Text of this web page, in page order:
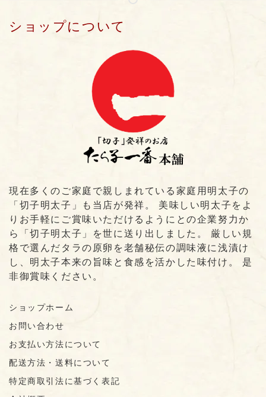
ショップについて
現在多くのご家庭で親しまれている家庭用明太子の
「切子明太子」も当店が発祥。 美味しい明太子をよ
りお手軽にご賞味いただけるようにとの企業努力か
ら「切子明太子」を世に送り出しました。 厳しい規
格で選んだタラの原卵を老舗秘伝の調味液に浅漬け
し、明太子本来の旨味と食感を活かした味付け。 是
非御賞味ください。
ショップホーム
お問い合わせ
お支払い方法について
配送方法・送料について
特定商取引法に基づく表記